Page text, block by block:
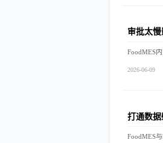
审批太
2026-06-09
打通数